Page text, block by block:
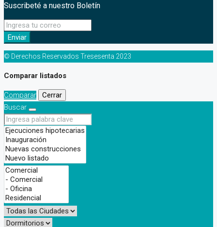
Suscribeté a nuestro Boletín
Enviar
© Derechos Reservados Tresesenta 2023
Comparar listados
Comparar
Cerrar
Buscar